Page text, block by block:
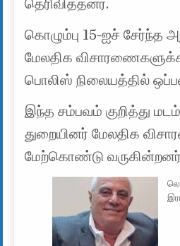
தெரிவித்தனர்.
கொழும்பு 15-ஐச் சேர்ந்த
மேலதிக
பொலிஸ் நிலையத்தில்
இந்த சம்பவம் குறித்து
துறையினர் மேலதிக
மேற்கொண்டு